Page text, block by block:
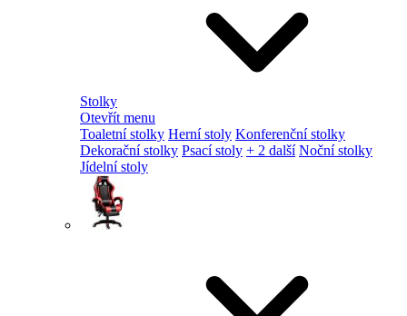
Stolky
Otevřít menu
Toaletní stolky Herní stoly Konferenční stolky
Dekorační stolky Psací stoly + 2 další Noční stolky
Jídelní stoly